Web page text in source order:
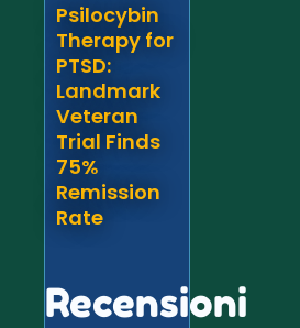
Psilocybin
Therapy for
PTSD:
Landmark
Veteran
Trial Finds
75%
Remission
Rate
Recensioni